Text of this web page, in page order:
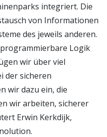
integriert. Die
von Informationen
des jeweils anderen.
Logik
wir über viel
der sicheren
wir dazu ein, die
wir arbeiten, sicherer
Erwin Kerkdijk,